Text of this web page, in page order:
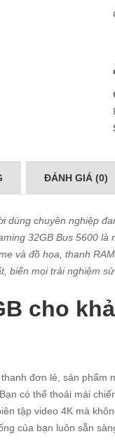
ĐÁNH GIÁ (0)
dùng chuyên nghiệp
32GB Bus 5600
và đồ họa, thanh
biến mọi trải nghiệm
cho
đơn lẻ, sản
có thể thoải mái
tập video 4K mà
của bạn luôn sẵn